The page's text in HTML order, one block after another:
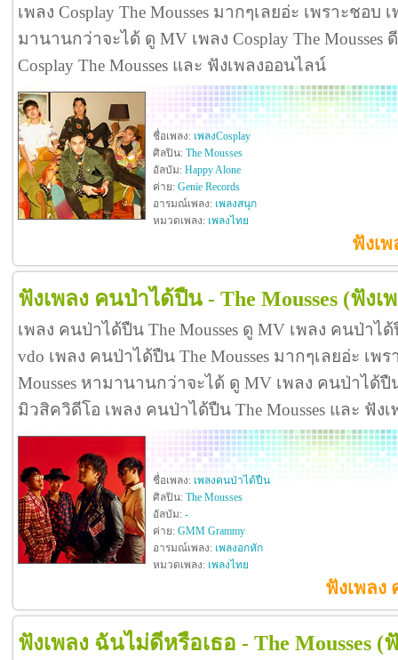
เพลง Cosplay The Mousses มากๆเลยอ่ะ เพราะชอบ
มานานกว่าจะได้ ดู MV เพลง Cosplay The
Cosplay The Mousses และ ฟังเพลงออนไลน์
ชื่อเพลง: เพลงCosplay
ศิลปิน: The Mousses
อัลบัม: Happy Alone
ค่าย: Genie Records
อารมณ์เพลง: เพลงสนุก
หมวดเพลง: เพลงไทย
ฟังเพ
ฟังเพลง คนป่าได้ปืน - The Mousses (ฟังเ
เพลง คนป่าได้ปืน The Mousses ดู MV เพลง คนป่าได้
vdo เพลง คนป่าได้ปืน The Mousses มากๆเลยอ่ะ เพ
Mousses หามานานกว่าจะได้ ดู MV เพลง คนป่าได้ปื
มิวสิควิดีโอ เพลง คนป่าได้ปืน The Mousses และ ฟัง
ชื่อเพลง: เพลงคนป่าได้ปืน
ศิลปิน: The Mousses
อัลบัม: -
ค่าย: GMM Grammy
อารมณ์เพลง: เพลงอกหัก
หมวดเพลง: เพลงไทย
ฟังเพลง
ฟังเพลง ฉันไม่ดีหรือเธอ - The Mousses (